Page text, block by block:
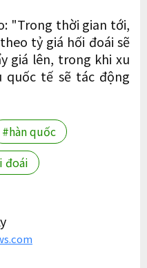
"Trong thời gian tới,
tỷ giá hối đoái sẽ
giá lên, trong khi xu
quốc tế sẽ tác động
#hàn quốc
đoái